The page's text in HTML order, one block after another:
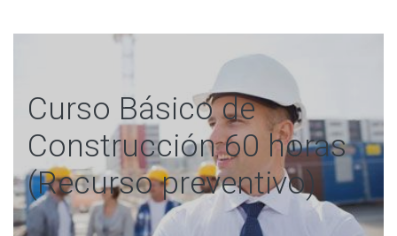
Curso Básico de
Construcción 60 horas
(Recurso preventivo)